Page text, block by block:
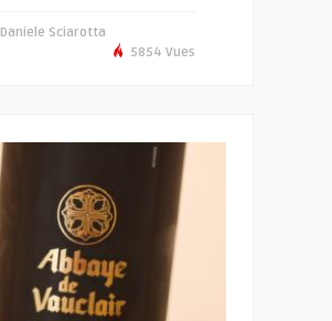
Daniele Sciarotta
5854 Vues